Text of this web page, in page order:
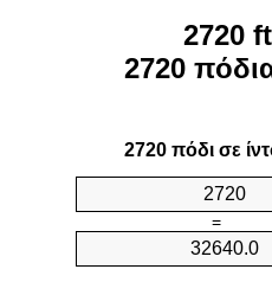
2720
2720
2720 πόδι σε
=